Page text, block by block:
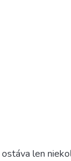
len